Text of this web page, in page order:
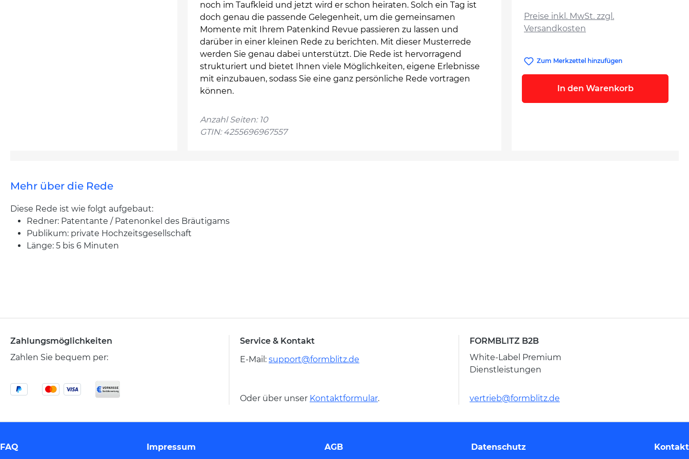
noch im Taufkleid und jetzt wird er schon heiraten. Solch ein Tag ist
doch genau die passende Gelegenheit, um die gemeinsamen
Momente mit Ihrem Patenkind Revue passieren zu lassen und
darüber in einer kleinen Rede zu berichten. Mit dieser Musterrede
werden Sie genau dabei unterstützt. Die Rede ist hervorragend
strukturiert und bietet Ihnen viele Möglichkeiten, eigene Erlebnisse
mit einzubauen, sodass Sie eine ganz persönliche Rede vortragen
können.
Anzahl Seiten: 10
GTIN: 4255696967557
Preise inkl. MwSt. zzgl.
Versandkosten
Zum Merkzettel hinzufügen
In den Warenkorb
Mehr über die Rede
Diese Rede ist wie folgt aufgebaut:
Redner: Patentante / Patenonkel des Bräutigams
Publikum: private Hochzeitsgesellschaft
Länge: 5 bis 6 Minuten
Zahlungsmöglichkeiten
Zahlen Sie bequem per:
Service & Kontakt
E-Mail: support@formblitz.de
Oder über unser Kontaktformular.
FORMBLITZ B2B
White-Label Premium
Dienstleistungen
vertrieb@formblitz.de
FAQ Impressum AGB Datenschutz Kontakt